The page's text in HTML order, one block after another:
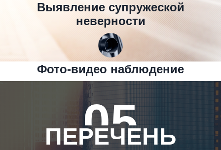
Выявление супружеской
неверности
Фото-видео наблюдение
05
ПЕРЕЧЕНЬ